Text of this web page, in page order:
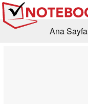
Ana Sayfa